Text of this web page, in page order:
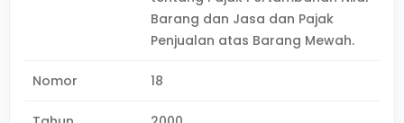
Barang dan Jasa dan Pajak
Penjualan atas Barang Mewah.
Nomor 18